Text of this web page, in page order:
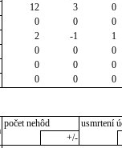
12 3
0
0 0
0
2 -1
1
0 0
0
0 0
0
0 0 0
počet nehôd
usmrtení
+/-